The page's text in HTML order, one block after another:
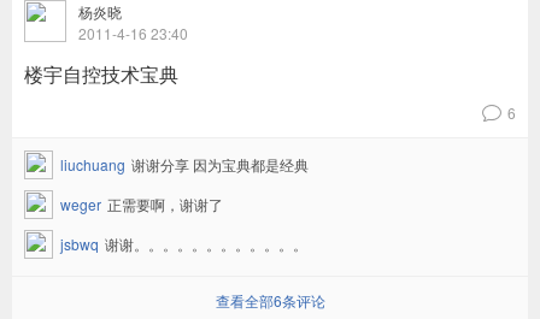
杨炎晓
2011-4-16 23:40
楼宇自控技术宝典
v 6
liuchuang 谢谢分享 因为宝典都是经典
weger 正需要啊，谢谢了
jsbwq 谢谢。。。。。。。。。。。。
查看全部6条评论